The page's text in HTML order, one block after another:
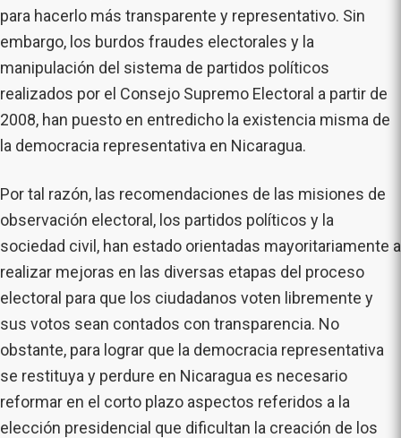
para hacerlo más transparente y representativo. Sin
embargo, los burdos fraudes electorales y la
manipulación del sistema de partidos políticos
realizados por el Consejo Supremo Electoral a partir de
2008, han puesto en entredicho la existencia misma de
la democracia representativa en Nicaragua.
Por tal razón, las recomendaciones de las misiones de
observación electoral, los partidos políticos y la
sociedad civil, han estado orientadas mayoritariamente a
realizar mejoras en las diversas etapas del proceso
electoral para que los ciudadanos voten libremente y
sus votos sean contados con transparencia. No
obstante, para lograr que la democracia representativa
se restituya y perdure en Nicaragua es necesario
reformar en el corto plazo aspectos referidos a la
elección presidencial que dificultan la creación de los